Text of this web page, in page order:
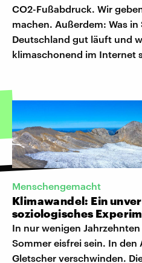
CO2-Fußabdruck. Wir
machen. Außerdem: Was
Deutschland gut läuft und
klimaschonend im Internet
Menschengemacht
Klimawandel: Ein
soziologisches
In nur wenigen
Sommer eisfrei sein. In den
Gletscher verschwinden.